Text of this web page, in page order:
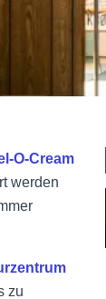
O-Cream
werden
zu